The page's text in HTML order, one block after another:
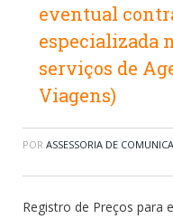
eventual
especializada
serviços de
Viagens)
POR ASSESSORIA DE
Registro de Preços para